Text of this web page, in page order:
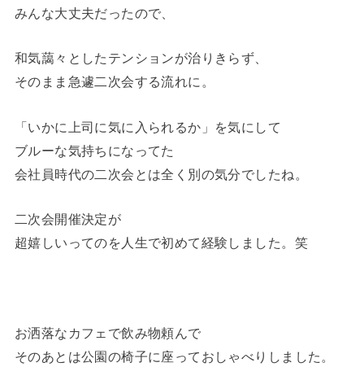
みんな大丈夫だったので、
和気藹々としたテンションが治りきらず、
そのまま急遽二次会する流れに。
「いかに上司に気に入られるか」を気にして
ブルーな気持ちになってた
会社員時代の二次会とは全く別の気分でしたね。
二次会開催決定が
超嬉しいってのを人生で初めて経験しました。笑
お洒落なカフェで飲み物頼んで
そのあとは公園の椅子に座っておしゃべりしました。